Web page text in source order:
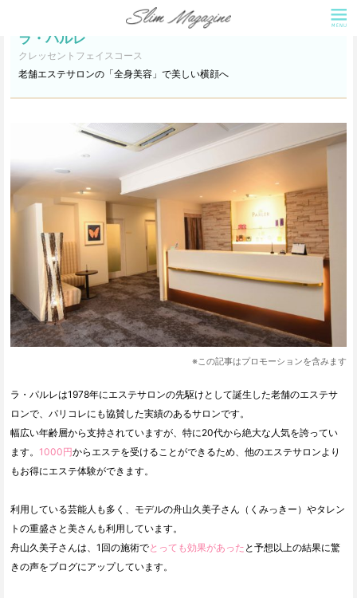
ラ・パルレ
クレッセントフェイスコース
老舗エステサロンの「全身美容」で美しい横顔へ
※この記事はプロモーションを含みます
ラ・パルレは1978年にエステサロンの先駆けとして誕生した老舗のエステサ
ロンで、パリコレにも協賛した実績のあるサロンです。
幅広い年齢層から支持されていますが、特に20代から絶大な人気を誇ってい
ます。 1000円からエステを受けることができるため、他のエステサロンより
もお得にエステ体験ができます。
利用している芸能人も多く、モデルの舟山久美子さん（くみっきー）やタレン
トの重盛さと美さんも利用しています。
舟山久美子さんは、1回の施術でとっても効果があった と予想以上の結果に驚
きの声をブログにアップしています。